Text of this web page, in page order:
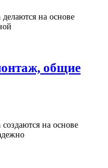
на основе
общие
на основе